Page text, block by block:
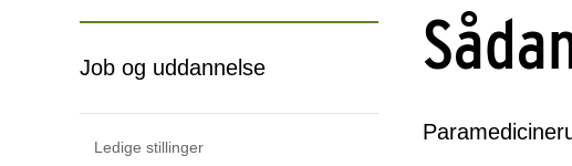
Job og uddannelse
Ledige stillinger